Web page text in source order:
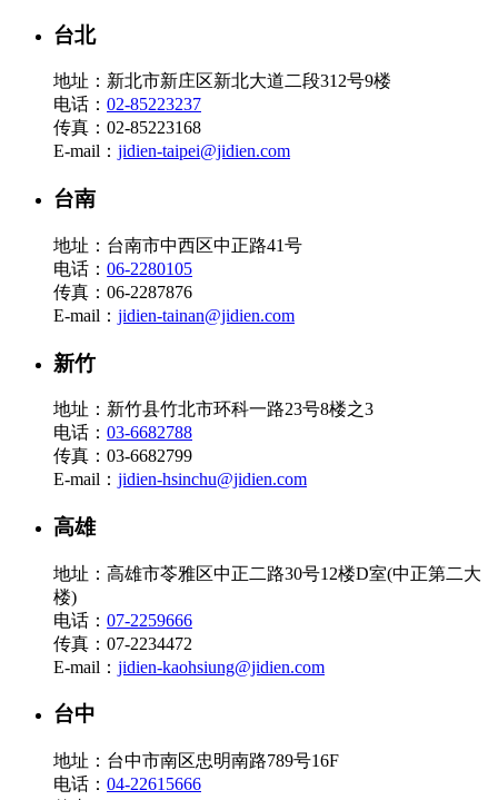
台北
地址：新北市新庄区新北大道二段312号9楼
电话： 02-85223237
传真：02-85223168
E-mail： jidien-taipei@jidien.com
台南
地址：台南市中西区中正路41号
电话： 06-2280105
传真：06-2287876
E-mail： jidien-tainan@jidien.com
新竹
地址：新竹县竹北市环科一路23号8楼之3
电话： 03-6682788
传真：03-6682799
E-mail： jidien-hsinchu@jidien.com
高雄
地址：高雄市苓雅区中正二路30号12楼D室(中正第二大
楼)
电话： 07-2259666
传真：07-2234472
E-mail： jidien-kaohsiung@jidien.com
台中
地址：台中市南区忠明南路789号16F
电话： 04-22615666